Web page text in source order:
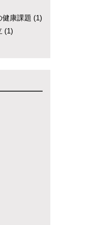
康課題 (1)
(1)